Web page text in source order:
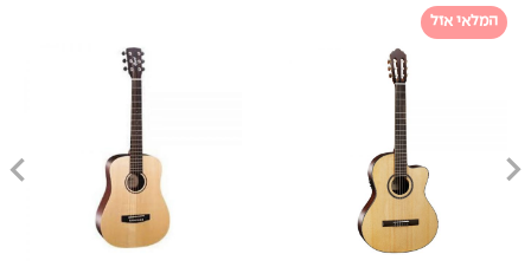
המלאי אזל